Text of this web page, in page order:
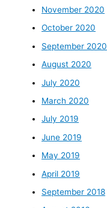
November 2020
October 2020
September 2020
August 2020
July 2020
March 2020
July 2019
June 2019
May 2019
April 2019
September 2018